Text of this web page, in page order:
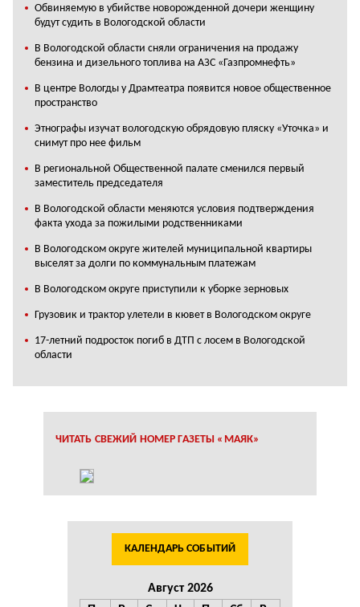
Обвиняемую в убийстве новорожденной дочери женщину
будут судить в Вологодской области
В Вологодской области сняли ограничения на продажу
бензина и дизельного топлива на АЗС «Газпромнефть»
В центре Вологды у Драмтеатра появится новое общественное
пространство
Этнографы изучат вологодскую обрядовую пляску «Уточка» и
снимут про нее фильм
В региональной Общественной палате сменился первый
заместитель председателя
В Вологодской области меняются условия подтверждения
факта ухода за пожилыми родственниками
В Вологодском округе жителей муниципальной квартиры
выселят за долги по коммунальным платежам
В Вологодском округе приступили к уборке зерновых
Грузовик и трактор улетели в кювет в Вологодском округе
17-летний подросток погиб в ДТП с лосем в Вологодской
области
ЧИТАТЬ СВЕЖИЙ НОМЕР ГАЗЕТЫ «МАЯК»
КАЛЕНДАРЬ СОБЫТИЙ
Август 2026